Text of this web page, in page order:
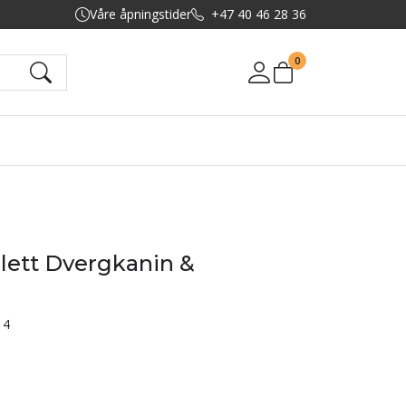
Våre åpningstider +47 40 46 28 36
Mine sider
0
Dvergkanin &